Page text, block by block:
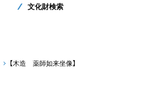
文化財検索
【木造 薬師如来坐像】